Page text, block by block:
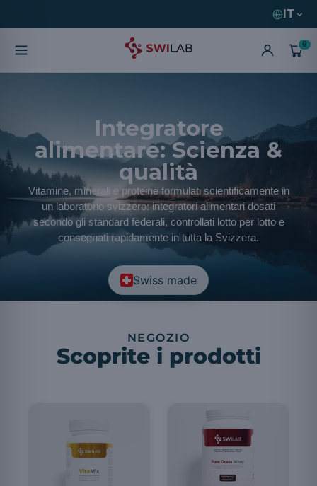
IT
0
Integratore
alimentare: Scienza &
qualità
Vitamine, minerali e proteine formulati scientificamente in
un laboratorio svizzero: integratori alimentari dosati
secondo gli standard federali, controllati lotto per lotto e
consegnati rapidamente in tutta la Svizzera.
Swiss made
NEGOZIO
Scoprite i prodotti